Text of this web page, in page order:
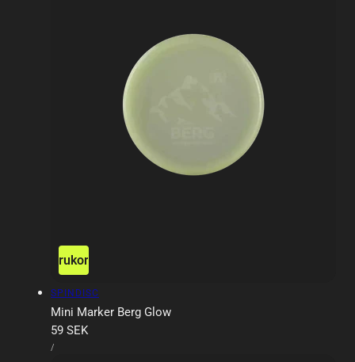
till i varukorgen
Försäljare:
SPINDISC
Mini Marker Berg Glow
Ordinarie
pris
59 SEK
ENHETSPRIS
/